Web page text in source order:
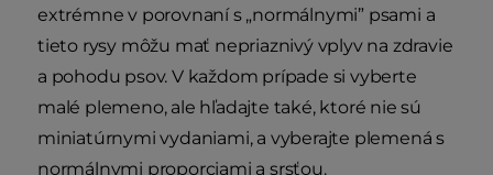
extrémne v porovnaní s „normálnymi” psami a
tieto rysy môžu mať nepriaznivý vplyv na zdravie
a pohodu psov. V každom prípade si vyberte
malé plemeno, ale hľadajte také, ktoré nie sú
miniatúrnymi vydaniami, a vyberajte plemená s
normálnymi proporciami a srsťou.